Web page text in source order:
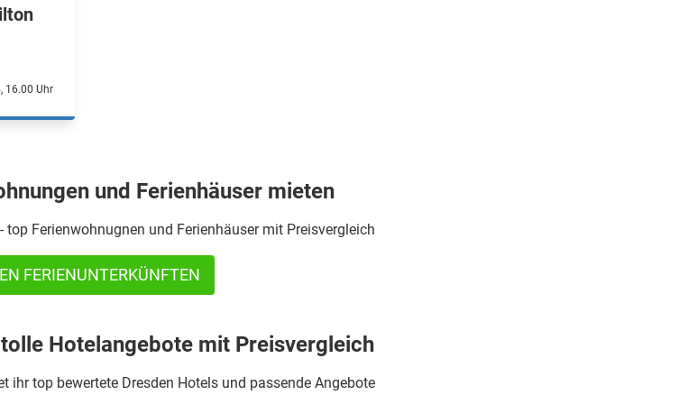
16.00 Uhr
und Ferienhäuser mieten
top Ferienwohnugnen und Ferienhäuser mit Preisvergleich
FERIENUNTERKÜNFTEN
Hotelangebote mit Preisvergleich
ihr top bewertete Dresden Hotels und passende Angebote